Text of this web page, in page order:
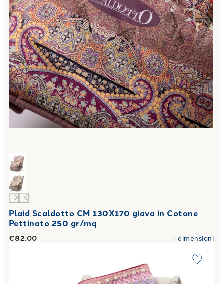
Plaid Scaldotto CM 130X170 giava in Cotone
Pettinato 250 gr/mq
€82.00 +dimensioni